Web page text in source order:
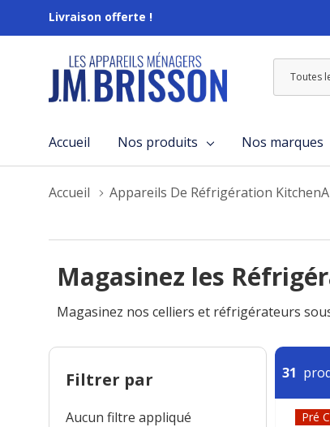
Livraison offerte !
Toutes
les
Accueil Nos produits Nos marques
Accueil Appareils De Réfrigération
Magasinez les
Magasinez nos celliers et réfrigérateurs
Filtrer par
Aucun filtre appliqué
31
Pré